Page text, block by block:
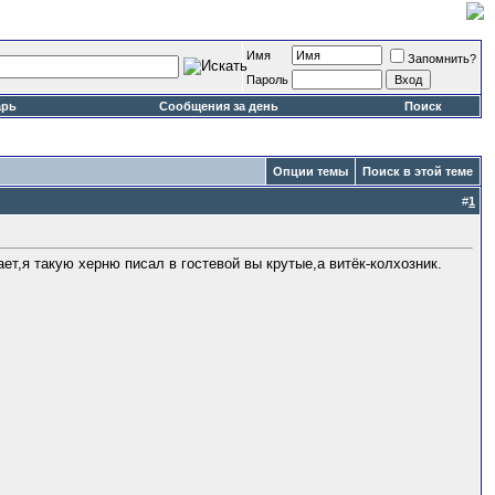
Имя
Запомнить?
Пароль
Сообщения за день Поиск
Опции темы Поиск в этой теме
#1
такую херню писал в гостевой вы крутые,а витёк-колхозник.